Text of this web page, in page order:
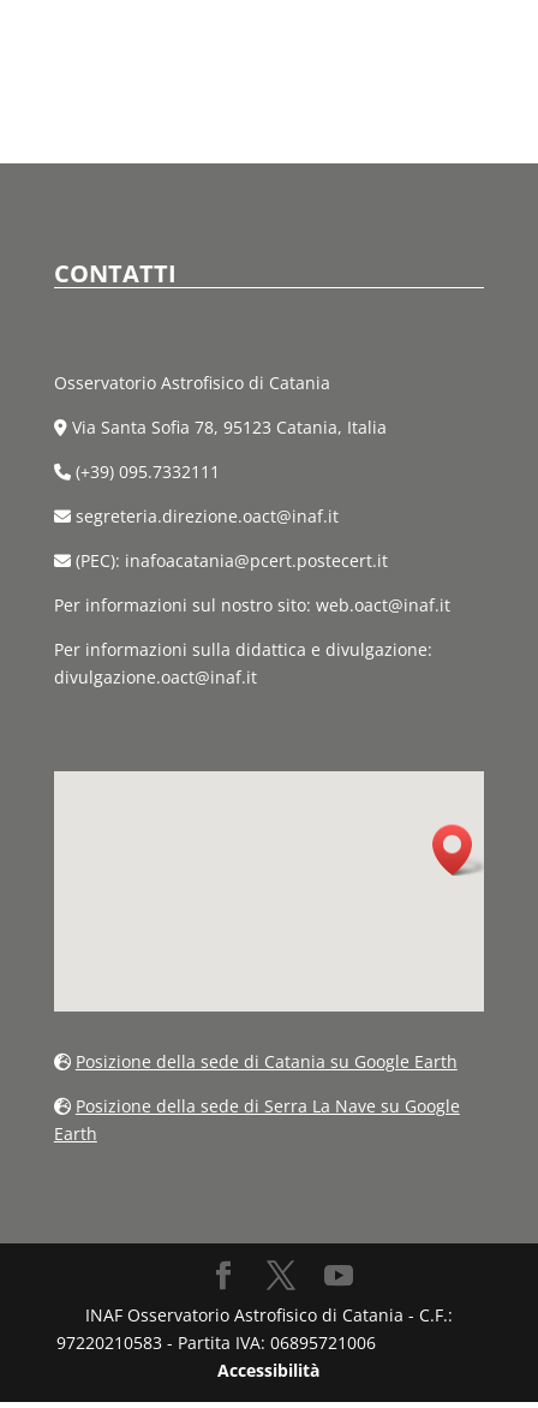
CONTATTI
Osservatorio Astrofisico di Catania
Via Santa Sofia 78, 95123 Catania, Italia
(+39) 095.7332111
segreteria.direzione.oact@inaf.it
(PEC): inafoacatania@pcert.postecert.it
Per informazioni sul nostro sito: web.oact@inaf.it
Per informazioni sulla didattica e divulgazione:
divulgazione.oact@inaf.it
Posizione della sede di Catania su Google Earth
Posizione della sede di Serra La Nave su Google
Earth
INAF Osservatorio Astrofisico di Catania - C.F.:
97220210583 - Partita IVA: 06895721006
Accessibilità